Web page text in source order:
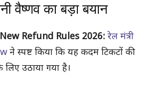
वैष्णव का बड़ा बयान
Refund Rules 2026: रेल मंत्री
ने स्पष्ट किया कि यह कदम टिकटों की
लिए उठाया गया है।